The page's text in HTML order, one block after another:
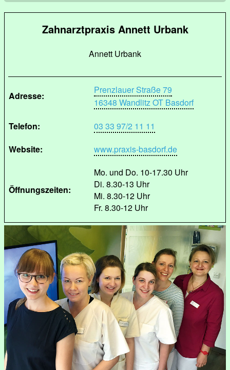
Zahnarztpraxis Annett Urbank
Annett Urbank
Adresse:
Prenzlauer Straße 79
16348 Wandlitz OT Basdorf
Telefon:
03 33 97/2 11 11
Website:
www.praxis-basdorf.de
Öffnungszeiten:
Mo. und Do. 10-17.30 Uhr
Di. 8.30-13 Uhr
Mi. 8.30-12 Uhr
Fr. 8.30-12 Uhr